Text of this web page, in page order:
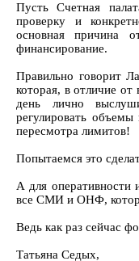
Пусть Счетная
проверку и
основная причина
финансирование.
Правильно говорит
которая, в отличие
день лично
регулировать
пересмотра лимитов!
Попытаемся это
А для оперативности
все СМИ и ОНФ,
Ведь как раз сейчас
Татьяна Седых,